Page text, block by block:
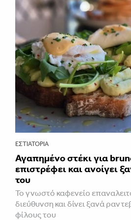
ΕΣΤΙΑΤΌΡΙΑ
Αγαπημένο στέκι για
επιστρέφει και ανοίγει
του
Το γνωστό καφενείο
διεύθυνση και δίνει ξανά
φίλους του